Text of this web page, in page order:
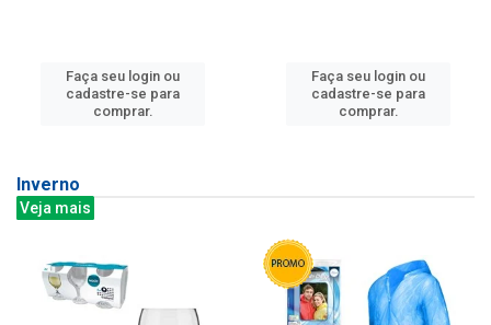
Faça seu login ou
cadastre-se para
comprar.
Faça seu login ou
cadastre-se para
comprar.
Inverno
Veja mais